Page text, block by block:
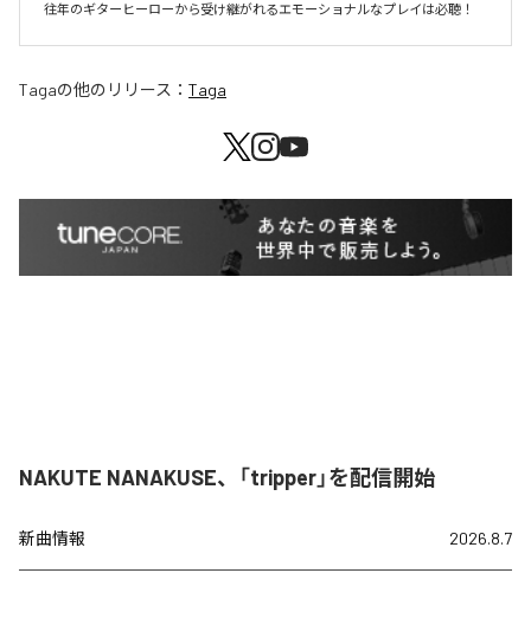
往年のギターヒーローから受け継がれるエモーショナルなプレイは必聴！
Tagaの他のリリース： Taga
NAKUTE NANAKUSE、「tripper」を配信開始
新曲情報 2026.8.7